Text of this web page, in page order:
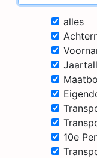
alles
10e